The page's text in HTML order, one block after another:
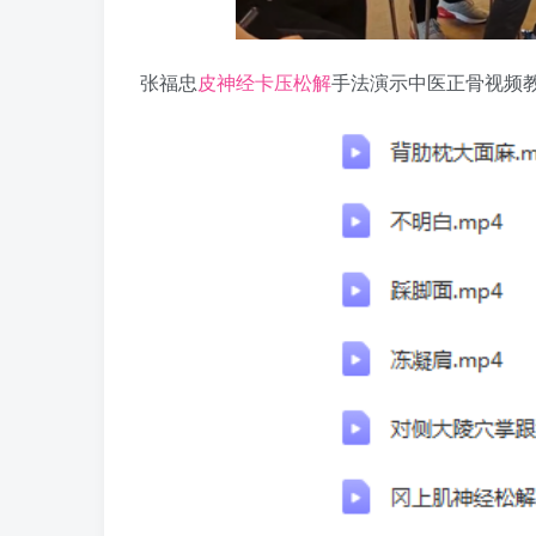
张福忠皮神经卡压松解手法演示中医正骨视频